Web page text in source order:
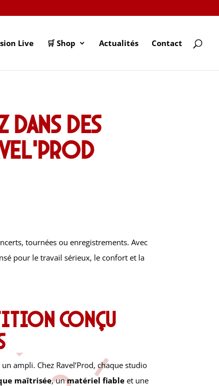
Live 🛒 Shop Actualités Contact
des
tournées ou enregistrements. Avec
pour le travail sérieux, le confort et la
conçu
ampli. Chez Ravel’Prod, chaque studio
maîtrisée, unmatériel fiable et une